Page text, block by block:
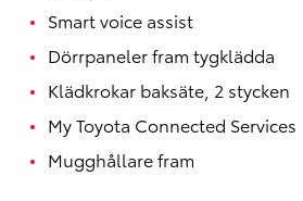
Smart voice assist
Dörrpaneler fram tygklädda
Klädkrokar baksäte, 2 stycken
My Toyota Connected Services
Mugghållare fram